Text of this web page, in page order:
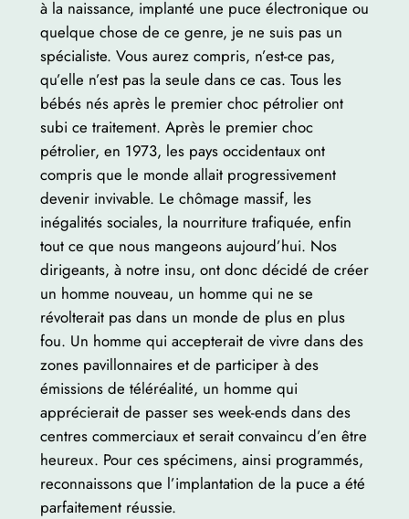
à la naissance, implanté une puce électronique ou
quelque chose de ce genre, je ne suis pas un
spécialiste. Vous aurez compris, n’est-ce pas,
qu’elle n’est pas la seule dans ce cas. Tous les
bébés nés après le premier choc pétrolier ont
subi ce traitement. Après le premier choc
pétrolier, en 1973, les pays occidentaux ont
compris que le monde allait progressivement
devenir invivable. Le chômage massif, les
inégalités sociales, la nourriture trafiquée, enfin
tout ce que nous mangeons aujourd’hui. Nos
dirigeants, à notre insu, ont donc décidé de créer
un homme nouveau, un homme qui ne se
révolterait pas dans un monde de plus en plus
fou. Un homme qui accepterait de vivre dans des
zones pavillonnaires et de participer à des
émissions de téléréalité, un homme qui
apprécierait de passer ses week-ends dans des
centres commerciaux et serait convaincu d’en être
heureux. Pour ces spécimens, ainsi programmés,
reconnaissons que l’implantation de la puce a été
parfaitement réussie.